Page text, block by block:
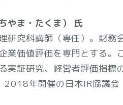
やま・たくま） 氏
研究科講師（専任）。財務
業価値評価を専門とする。
実証研究、経営者評価指標
年開催の日本IR協議会